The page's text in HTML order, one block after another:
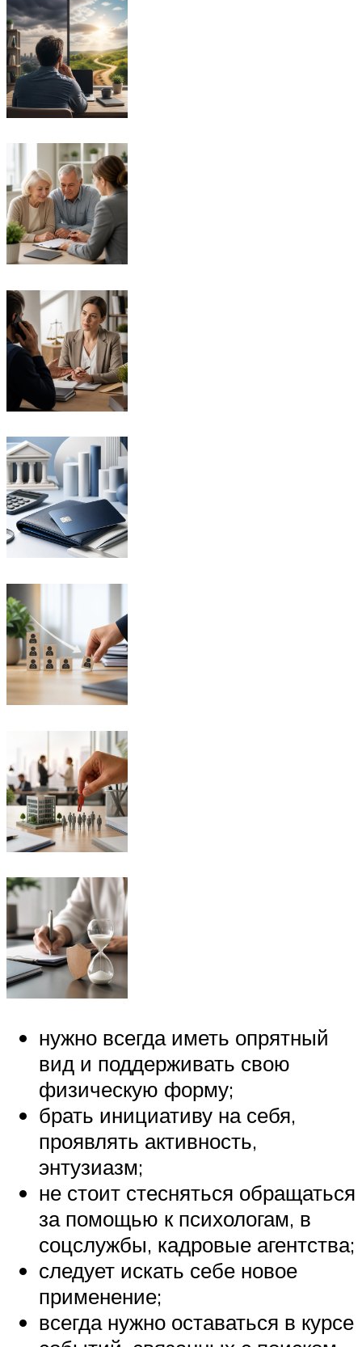
нужно всегда иметь опрятный
вид и поддерживать свою
физическую форму;
брать инициативу на себя,
проявлять активность,
энтузиазм;
не стоит стесняться обращаться
за помощью к психологам, в
соцслужбы, кадровые агентства;
следует искать себе новое
применение;
всегда нужно оставаться в курсе